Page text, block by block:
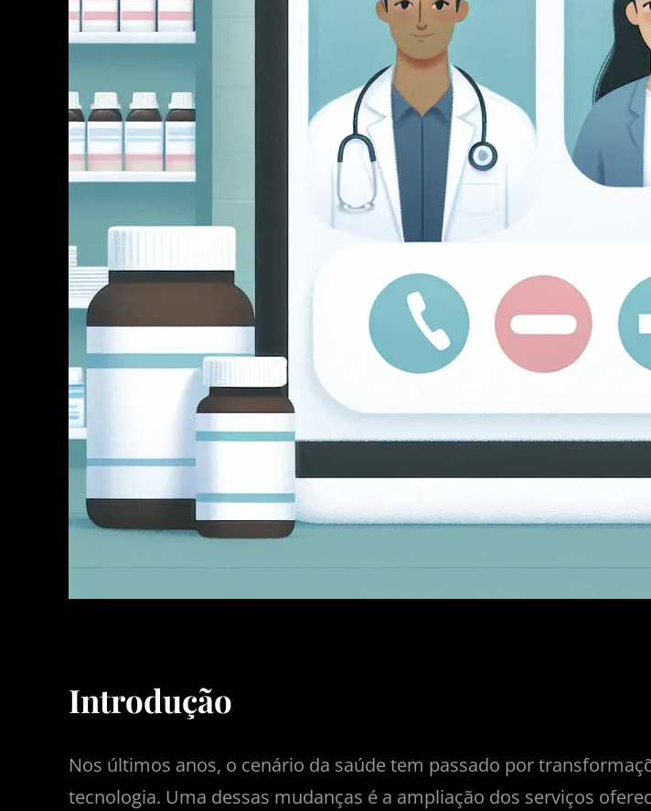
Introdução
Nos últimos anos, o cenário da saúde tem passado por
tecnologia. Uma dessas mudanças é a ampliação dos serviços